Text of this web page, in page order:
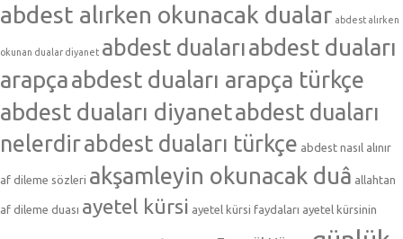
abdest alırken okunacak dualar abdest alırken
okunan dualar diyanet abdest dualarıabdest duaları
arapçaabdest duaları arapça türkçe
abdest duaları diyanetabdest duaları
nelerdirabdest duaları türkçe abdest nasıl alınır
af dileme sözleri akşamleyin okunacak duâ allahtan
af dileme duası ayetel kürsi ayetel kürsi faydaları ayetel kürsinin